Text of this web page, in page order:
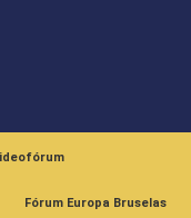
Fórum Europa Bruselas